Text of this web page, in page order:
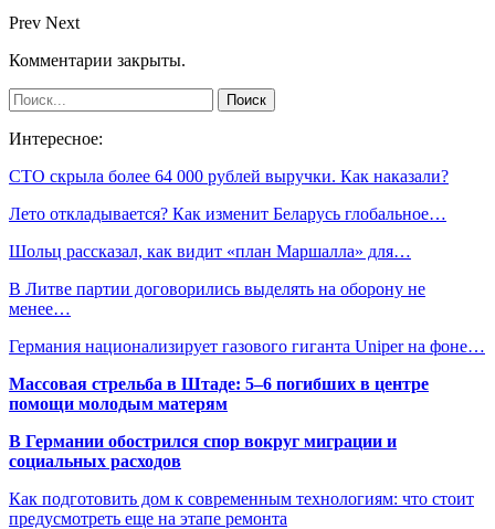
Prev Next
Комментарии закрыты.
Интересное:
СТО скрыла более 64 000 рублей выручки. Как наказали?
Лето откладывается? Как изменит Беларусь глобальное…
Шольц рассказал, как видит «план Маршалла» для…
В Литве партии договорились выделять на оборону не
менее…
Германия национализирует газового гиганта Uniper на фоне…
Массовая стрельба в Штаде: 5–6 погибших в центре
помощи молодым матерям
В Германии обострился спор вокруг миграции и
социальных расходов
Как подготовить дом к современным технологиям: что стоит
предусмотреть еще на этапе ремонта